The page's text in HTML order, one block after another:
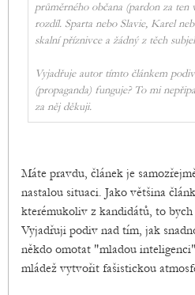
průměrného občana (pardon za ten
rozdíl. Sparta nebo Slavie, Karel
skalní příznivce a žádný z těch
Vyjadřuje autor tímto článkem
(propaganda) funguje? To mi
za něj děkuji.
Máte pravdu, článek je
nastalou situaci. Jako většina
kterémukoliv z kandidátů, to bych
Vyjadřuji podiv nad tím, jak
někdo omotat "mladou
mládež vytvořit fašistickou